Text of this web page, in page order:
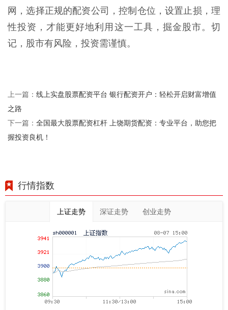
网，选择正规的配资公司，控制仓位，设置止损，理
性投资，才能更好地利用这一工具，掘金股市。切
记，股市有风险，投资需谨慎。
上一篇： 线上实盘股票配资平台 银行配资开户：轻松开启财富增值
之路
下一篇： 全国最大股票配资杠杆 上饶期货配资：专业平台，助您把
握投资良机！
行情指数
上证走势 深证走势 创业走势